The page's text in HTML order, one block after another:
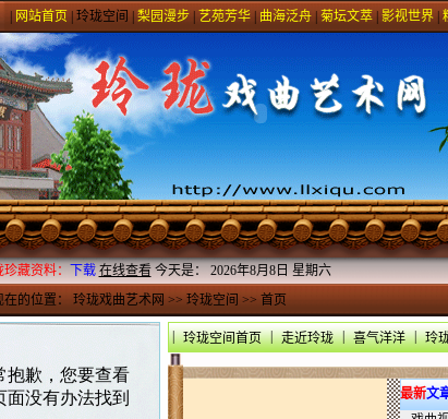
网站首页 玲珑空间 梨园漫步| 艺苑芳华| 曲海泛舟| 菊坛文萃| 影视世界|
珍藏资料：下载 在线查看今天是：2026年8月8日 星期六
在的位置：玲珑戏曲艺术网>>玲珑空间>> 首页
| 玲珑空间首页 | 走近玲珑 | 喜气洋洋 | 玲
最新文